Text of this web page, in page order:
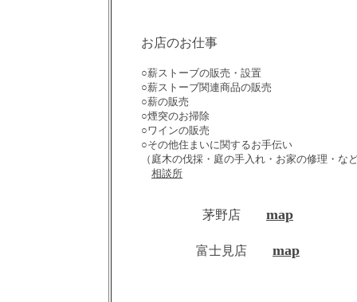
お店のお仕事
○薪ストーブの販売・設置
○薪ストーブ関連商品の販売
○薪の販売
○煙突のお掃除
○ワインの販売
○その他住まいに関するお手伝い
（庭木の伐採・庭の手入れ・お家の修理・な
相談所
茅野店 map
富士見店 map